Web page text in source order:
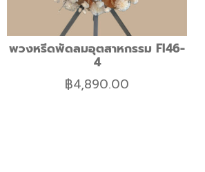
พวงหรีดพัดลมอุตสาหกรรม FI46-
4
฿4,890.00